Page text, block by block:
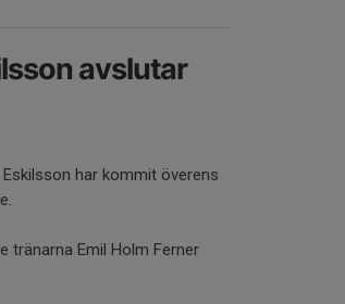
avslutar
har kommit överens
tränarna Emil Holm Ferner